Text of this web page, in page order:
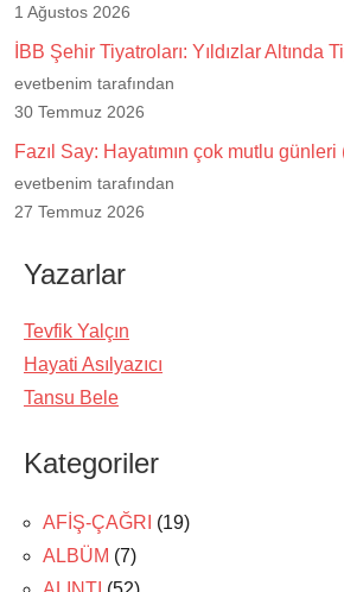
1 Ağustos 2026
İBB Şehir Tiyatroları: Yıldızlar Altında
evetbenim tarafından
30 Temmuz 2026
Fazıl Say: Hayatımın çok mutlu
evetbenim tarafından
27 Temmuz 2026
Yazarlar
Tevfik Yalçın
Hayati Asılyazıcı
Tansu Bele
Kategoriler
AFİŞ-ÇAĞRI (19)
ALBÜM (7)